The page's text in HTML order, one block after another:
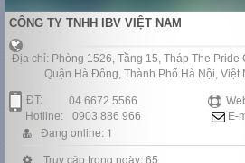
CÔNG TY TNHH IBV VIỆT NAM
Địa chỉ: Phòng 1526, Tầng 15, Tháp The
Quận Hà Đông, Thành Phố Hà Nội, Việt
ĐT: 04 6672 5566
Hotline:
0903 886 966 E-
Đang online: 1
Truy cập trong ngày: 65